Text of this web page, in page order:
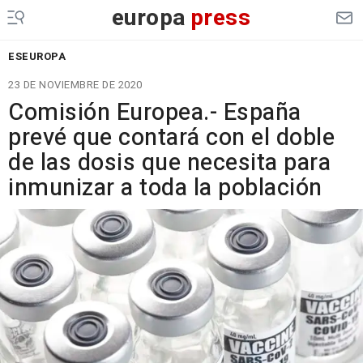
europa press
ESEUROPA
23 DE NOVIEMBRE DE 2020
Comisión Europea.- España
prevé que contará con el doble
de las dosis que necesita para
inmunizar a toda la población